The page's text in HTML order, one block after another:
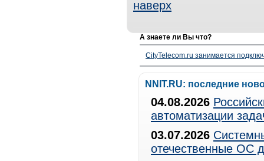
наверх
А знаете ли Вы что?
CityTelecom.ru занимается
NNIT.RU: последние
04.08.2026
автоматизации
03.07.2026
отечественные ОС